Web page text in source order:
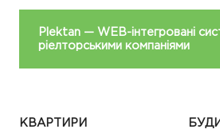
Plektan — WEB-інтегровані
ріелторськими компаніями
КВАРТИРИ